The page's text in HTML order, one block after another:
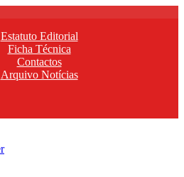
Estatuto Editorial
Ficha Técnica
Contactos
Arquivo Notícias